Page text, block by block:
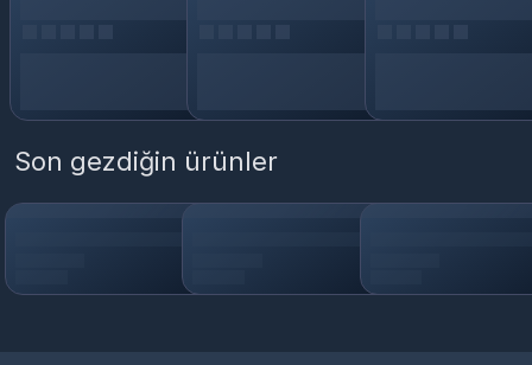
Son gezdiğin ürünler